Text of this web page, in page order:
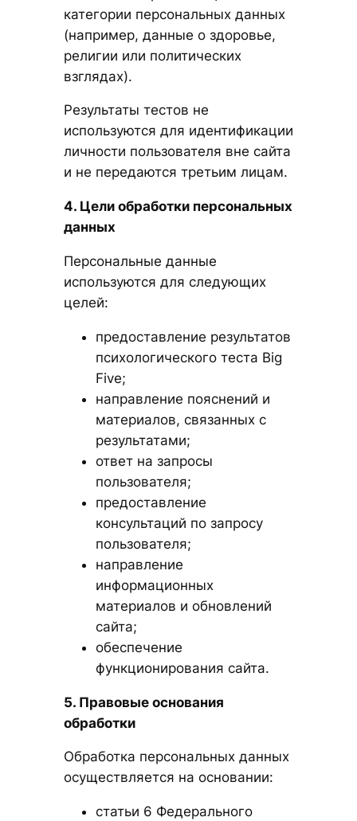
категории персональных данных
(например, данные о здоровье,
религии или политических
взглядах).
Результаты тестов не
используются для идентификации
личности пользователя вне сайта
и не передаются третьим лицам.
4. Цели обработки персональных
данных
Персональные данные
используются для следующих
целей:
предоставление результатов
психологического теста Big
Five;
направление пояснений и
материалов, связанных с
результатами;
ответ на запросы
пользователя;
предоставление
консультаций по запросу
пользователя;
направление
информационных
материалов и обновлений
сайта;
обеспечение
функционирования сайта.
5. Правовые основания
обработки
Обработка персональных данных
осуществляется на основании:
статьи 6 Федерального